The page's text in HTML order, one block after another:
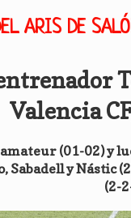
ARIS DE
Valencia
(01-02) y
y Nástic
(2-